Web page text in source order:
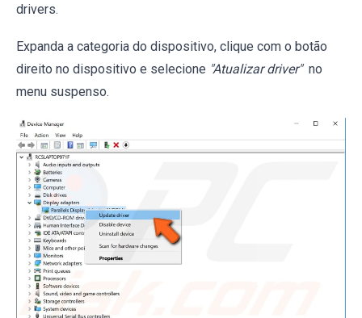
drivers.
Expanda a categoria do dispositivo, clique com o botão
direito no dispositivo e selecione "Atualizar driver" no
menu suspenso.